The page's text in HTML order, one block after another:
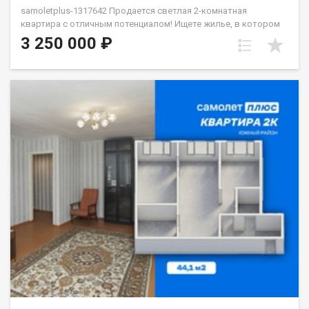
samoletplus-1317642 Продается светлая 2-комнатная
квартира с отличным потенциалом! Ищете жилье, в котором
можно сразу воплотить свои дизайнерские идеи? Это
отличный вариант. Квартира требует косметического
перегородка из ДВП — её можно быстро убрать, объединив
пространство, или же грамотно зонировать. Удобная
особенность: комнаты можно сделать полностью
изолированными, а в пространстве между ними обустроить
вместительную гардеробную или кладовую. Кухня 6 кв.м,
раздельный санузел и уютный балкон. Бонус: установлены
качественные чугунные радиаторы — в квартире всегда будет
тепло. Расположение:Дом находится в районе с развитой
инфраструктурой. Всё необходимое — буквально под рукой:
школа, детские сады (в том числе с бассейном), магазины,
поликлиника, стоматология и почта. Остановка транспорта в
паре минут ходьбы. Подъезд чистый и ухоженный, соседи
спокойные. Юридическая чистота:Один взрослый
собственник, никаких обременений. Материнский капитал не
использовался, документы полностью готовы к сделке.
Готовы показать квартиру в любое удобное для вас время.
3 250 000 ₽